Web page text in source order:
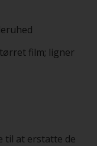
film; ligner
til at erstatte de